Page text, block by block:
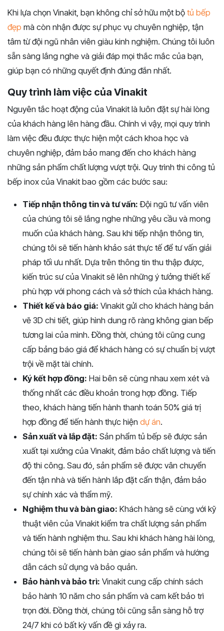
Khi lựa chọn Vinakit, bạn không chỉ sở hữu một bộ tủ bếp
đẹp mà còn nhận được sự phục vụ chuyên nghiệp, tận
tâm từ đội ngũ nhân viên giàu kinh nghiệm. Chúng tôi luôn
sẵn sàng lắng nghe và giải đáp mọi thắc mắc của bạn,
giúp bạn có những quyết định đúng đắn nhất.
Quy trình làm việc của Vinakit
Nguyên tắc hoạt động của Vinakit là luôn đặt sự hài lòng
của khách hàng lên hàng đầu. Chính vì vậy, mọi quy trình
làm việc đều được thực hiện một cách khoa học và
chuyên nghiệp, đảm bảo mang đến cho khách hàng
những sản phẩm chất lượng vượt trội. Quy trình thi công tủ
bếp inox của Vinakit bao gồm các bước sau:
Tiếp nhận thông tin và tư vấn: Đội ngũ tư vấn viên
của chúng tôi sẽ lắng nghe những yêu cầu và mong
muốn của khách hàng. Sau khi tiếp nhận thông tin,
chúng tôi sẽ tiến hành khảo sát thực tế để tư vấn giải
pháp tối ưu nhất. Dựa trên thông tin thu thập được,
kiến trúc sư của Vinakit sẽ lên những ý tưởng thiết kế
phù hợp với phong cách và sở thích của khách hàng.
Thiết kế và báo giá: Vinakit gửi cho khách hàng bản
vẽ 3D chi tiết, giúp hình dung rõ ràng không gian bếp
tương lai của mình. Đồng thời, chúng tôi cũng cung
cấp bảng báo giá để khách hàng có sự chuẩn bị vượt
trội về mặt tài chính.
Ký kết hợp đồng: Hai bên sẽ cùng nhau xem xét và
thống nhất các điều khoản trong hợp đồng. Tiếp
theo, khách hàng tiến hành thanh toán 50% giá trị
hợp đồng để tiến hành thực hiện dự án.
Sản xuất và lắp đặt: Sản phẩm tủ bếp sẽ được sản
xuất tại xưởng của Vinakit, đảm bảo chất lượng và tiến
độ thi công. Sau đó, sản phẩm sẽ được vân chuyển
đến tận nhà và tiến hành lắp đặt cẩn thận, đảm bảo
sự chính xác và thẩm mỹ.
Nghiệm thu và bàn giao: Khách hàng sẽ cùng với kỹ
thuật viên của Vinakit kiểm tra chất lượng sản phẩm
và tiến hành nghiệm thu. Sau khi khách hàng hài lòng,
chúng tôi sẽ tiến hành bàn giao sản phẩm và hướng
dẫn cách sử dụng và bảo quản.
Bảo hành và bảo trì: Vinakit cung cấp chính sách
bảo hành 10 năm cho sản phẩm và cam kết bảo trì
trọn đời. Đồng thời, chúng tôi cũng sẵn sàng hỗ trợ
24/7 khi có bất kỳ vấn đề gì xảy ra.